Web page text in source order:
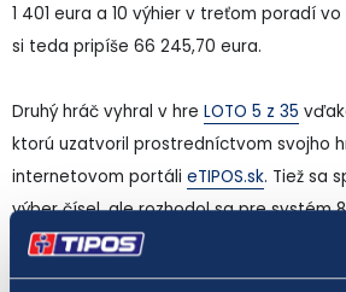
1 401 eura a 10 výhier v treťom poradí
si teda pripíše 66 245,70 eura.
Druhý hráč vyhral v hre LOTO 5 z 35
ktorú uzatvoril prostredníctvom svojho
internetovom portáli eTIPOS.sk. Tiež sa
výber čísel, ale rozhodol sa pre systém
predplatil na 3 žrebovania. Jeho vklad
Okrem výhry v prvom poradí vo výške